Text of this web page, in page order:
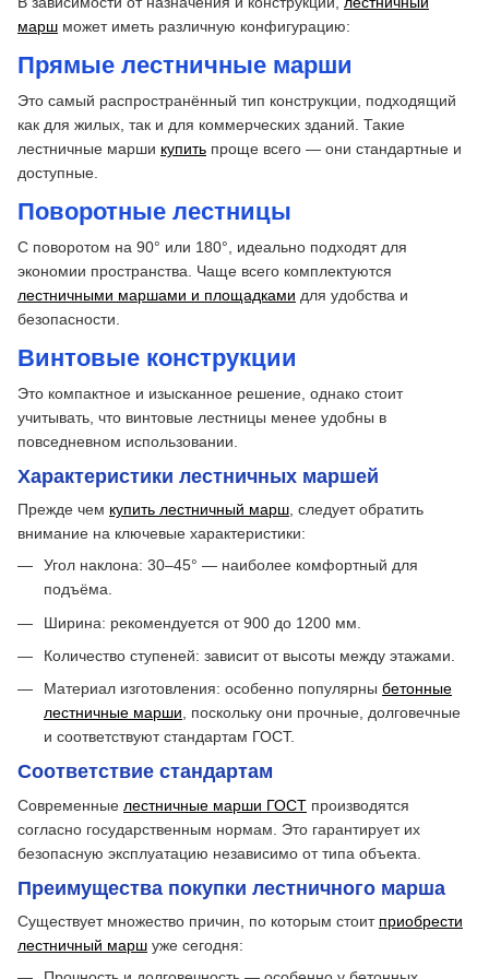
марш может иметь различную конфигурацию:
Прямые лестничные марши
Это самый распространённый тип конструкции, подходящий
как для жилых, так и для коммерческих зданий. Такие
лестничные марши купить проще всего — они стандартные и
доступные.
Поворотные лестницы
С поворотом на 90° или 180°, идеально подходят для
экономии пространства. Чаще всего комплектуются
лестничными маршами и площадками для удобства и
безопасности.
Винтовые конструкции
Это компактное и изысканное решение, однако стоит
учитывать, что винтовые лестницы менее удобны в
повседневном использовании.
Характеристики лестничных маршей
Прежде чем купить лестничный марш , следует обратить
внимание на ключевые характеристики:
Угол наклона: 30–45° — наиболее комфортный для
подъёма.
Ширина: рекомендуется от 900 до 1200 мм.
Количество ступеней: зависит от высоты между этажами.
Материал изготовления: особенно популярны бетонные
лестничные марши, поскольку они прочные, долговечные
и соответствуют стандартам ГОСТ.
Соответствие стандартам
Современные лестничные марши ГОСТ производятся
согласно государственным нормам. Это гарантирует их
безопасную эксплуатацию независимо от типа объекта.
Преимущества покупки лестничного марша
Существует множество причин, по которым стоит приобрести
лестничный марш уже сегодня: